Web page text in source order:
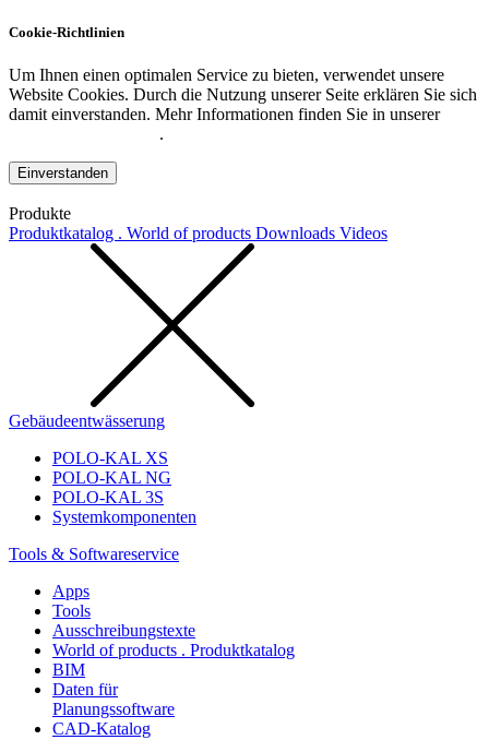
Cookie-Richtlinien
Um Ihnen einen optimalen Service zu bieten, verwendet unsere
Website Cookies. Durch die Nutzung unserer Seite erklären Sie sich
damit einverstanden. Mehr Informationen finden Sie in unserer
.
Einverstanden
Produkte
Produktkatalog . World of products Downloads Videos
Gebäudeentwässerung
POLO-KAL XS
POLO-KAL NG
POLO-KAL 3S
Systemkomponenten
Tools & Softwareservice
Apps
Tools
Ausschreibungstexte
World of products . Produktkatalog
BIM
Daten für
Planungssoftware
CAD-Katalog